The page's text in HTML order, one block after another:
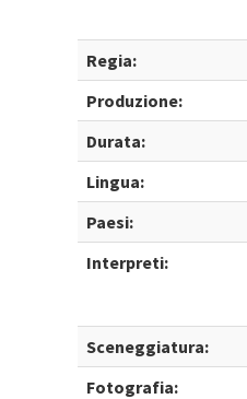
Regia:
Produzione:
Durata:
Lingua:
Paesi:
Interpreti:
Sceneggiatura:
Fotografia: